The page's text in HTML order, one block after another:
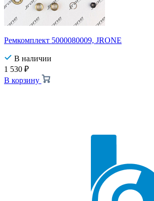
Ремкомплект 5000080009, JRONE
В наличии
1 530 ₽
В корзину